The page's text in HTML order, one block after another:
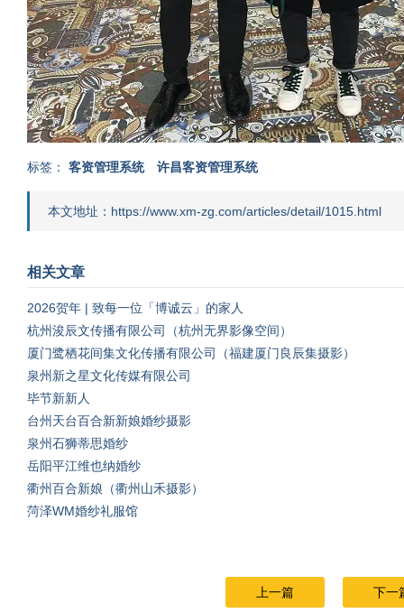
标签： 客资管理系统 许昌客资管理系统
本文地址：https://www.xm-zg.com/articles/detail/1015.html
相关文章
2026贺年 | 致每一位「博诚云」的家人
杭州浚辰文传播有限公司（杭州无界影像空间）
厦门鹭栖花间集文化传播有限公司（福建厦门良辰集摄影）
泉州新之星文化传媒有限公司
毕节新新人
台州天台百合新新娘婚纱摄影
泉州石狮蒂思婚纱
岳阳平江维也纳婚纱
衢州百合新娘（衢州山禾摄影）
菏泽WM婚纱礼服馆
上一篇 下一